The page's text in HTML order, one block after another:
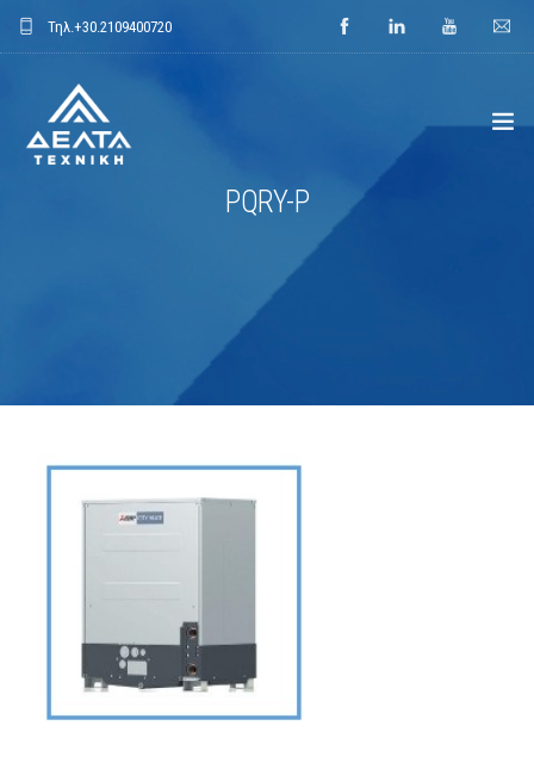
Τηλ.+30.2109400720
ΕΥΚΑΙΡΙΕΣ ΕΡΓΑΣΙΑΣ
PQRY-P